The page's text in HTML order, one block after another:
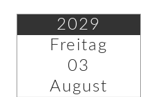
2029
Freitag
03
August